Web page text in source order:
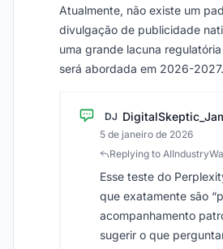
Atualmente, não existe um
divulgação de publicidade
uma grande lacuna
será abordada em 2026-2027.
DJ
5 de janeiro de 2026
Replying to
Esse teste do
que exatamente são
acompanhamento
sugerir o que